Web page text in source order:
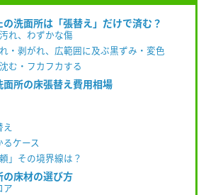
洗面所は「張替え」だけで済む？
れ、わずかな傷
・剥がれ、広範囲に及ぶ黒ずみ・変色
む・フカフカする
所の床張替え費用相場
ケース
」その境界線は？
床材の選び方
ア